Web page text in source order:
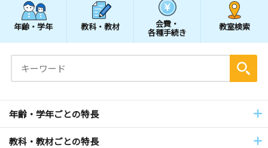
年齢・学年 教科・教材 会費・
各種手続き
教室検索
年齢・学年ごとの特長
教科・教材ごとの特長